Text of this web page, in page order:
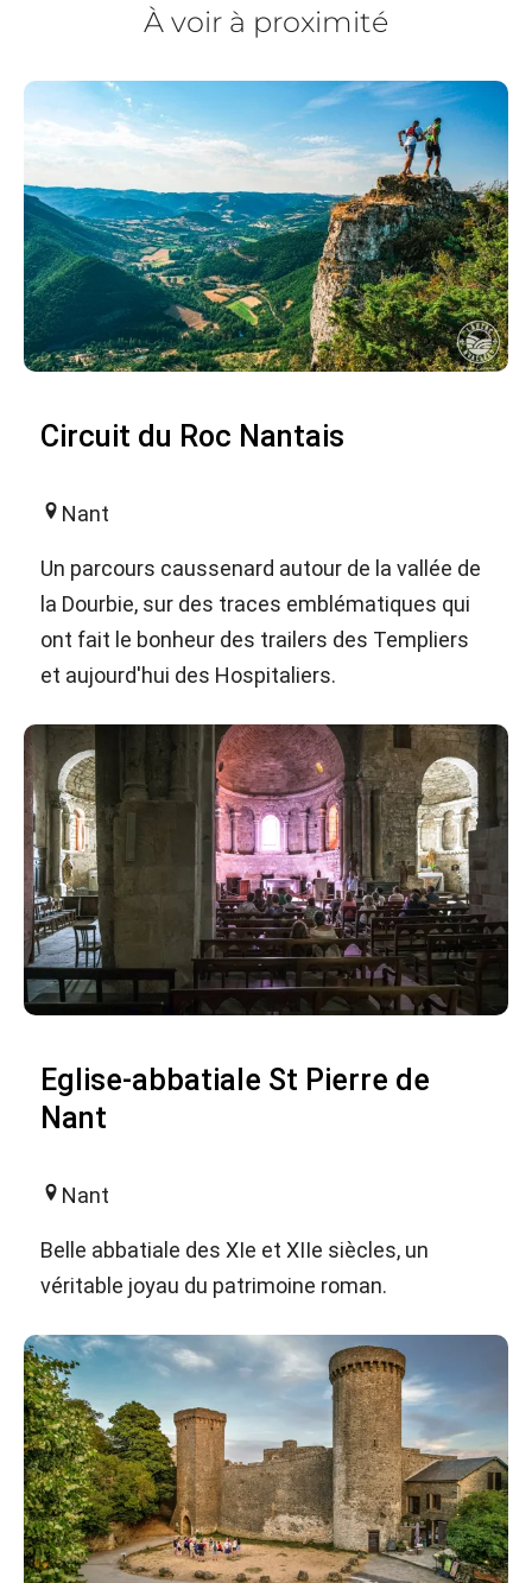
À voir à proximité
Circuit du Roc Nantais
Nant
Un parcours caussenard autour de la vallée de
la Dourbie, sur des traces emblématiques qui
ont fait le bonheur des trailers des Templiers
et aujourd'hui des Hospitaliers.
Eglise-abbatiale St Pierre de
Nant
Nant
Belle abbatiale des XIe et XIIe siècles, un
véritable joyau du patrimoine roman.